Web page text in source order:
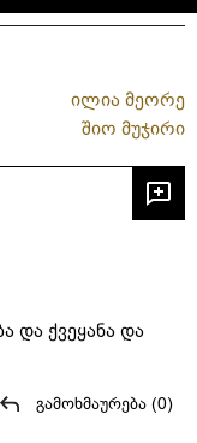
ილია მეორე
შიო მუჯირი
და ქვეყანა და
გამოხმაურება (0)